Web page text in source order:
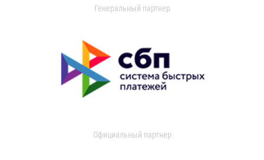
Генеральный партнер
Официальный партнер